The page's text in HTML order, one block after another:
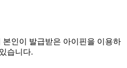
본인이 발급받은 아이핀을 이용하
습니다.